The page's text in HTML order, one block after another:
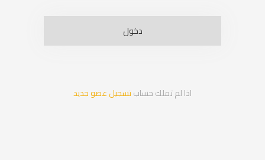
اذا لم تملك حسابتسجيل عضو جديد